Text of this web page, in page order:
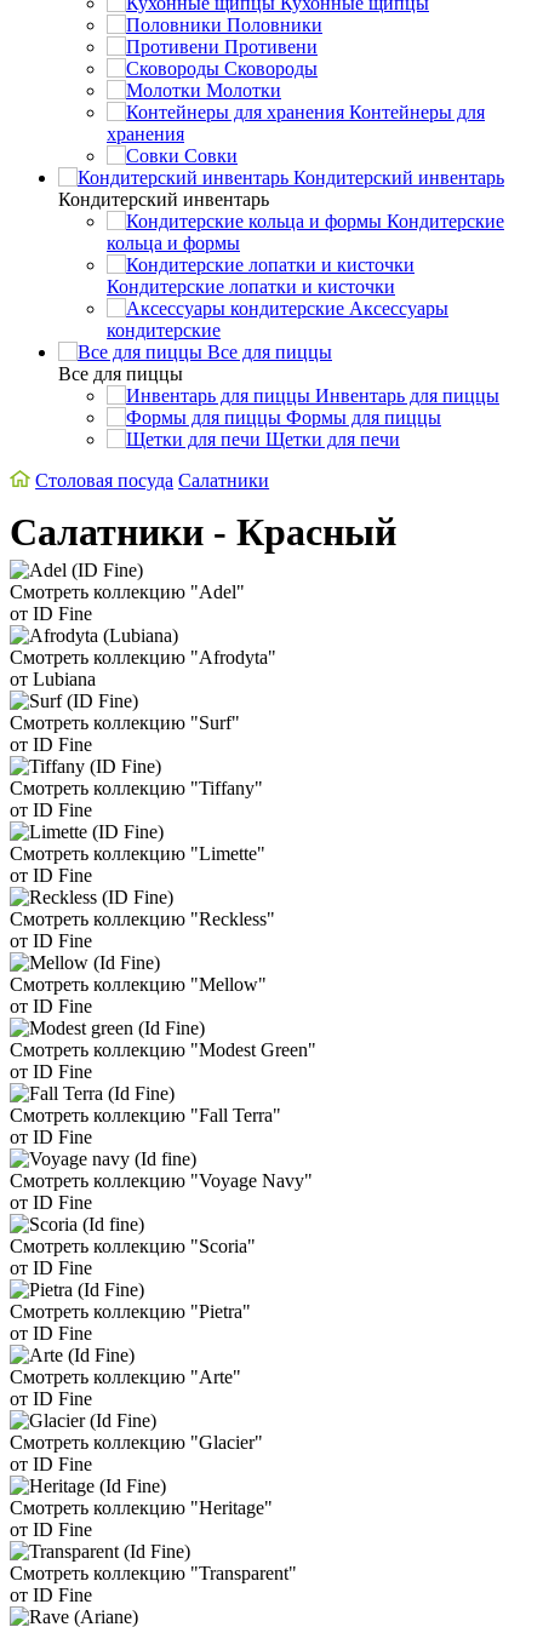
Половники
Противени
Сковороды
Молотки
Контейнеры для
хранения
Совки
Кондитерский инвентарь
Кондитерский инвентарь
Кондитерские
кольца и формы
Кондитерские лопатки и кисточки
Аксессуары
кондитерские
Все для пиццы
Все для пиццы
Инвентарь для пиццы
Формы для пиццы
Щетки для печи
Столовая посуда Салатники
Салатники - Красный
Смотреть коллекцию "Adel"
от ID Fine
Смотреть коллекцию "Afrodyta"
от Lubiana
Смотреть коллекцию "Surf"
от ID Fine
Смотреть коллекцию "Tiffany"
от ID Fine
Смотреть коллекцию "Limette"
от ID Fine
Смотреть коллекцию "Reckless"
от ID Fine
Смотреть коллекцию "Mellow"
от ID Fine
Смотреть коллекцию "Modest Green"
от ID Fine
Смотреть коллекцию "Fall Terra"
от ID Fine
Смотреть коллекцию "Voyage Navy"
от ID Fine
Смотреть коллекцию "Scoria"
от ID Fine
Смотреть коллекцию "Pietra"
от ID Fine
Смотреть коллекцию "Arte"
от ID Fine
Смотреть коллекцию "Glacier"
от ID Fine
Смотреть коллекцию "Heritage"
от ID Fine
Смотреть коллекцию "Transparent"
от ID Fine